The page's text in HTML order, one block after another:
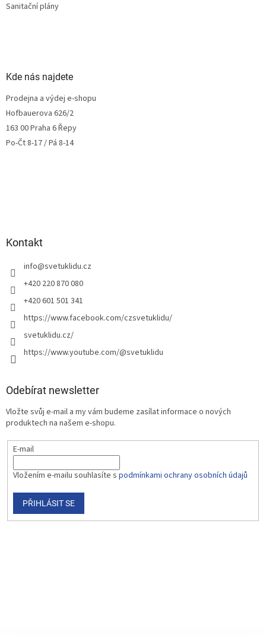
Sanitační plány
Kde nás najdete
Prodejna a výdej e-shopu
Hofbauerova 626/2
163 00 Praha 6 Řepy
Po-Čt 8-17 / Pá 8-14
Kontakt
info@svetuklidu.cz
+420 220 870 080
+420 601 501 341
https://www.facebook.com/czsvetuklidu/
svetuklidu.cz/
https://www.youtube.com/@svetuklidu
Odebírat newsletter
Vložte svůj e-mail a my vám budeme zasílat informace o nových
produktech na našem e-shopu.
E-mail
Vložením e-mailu souhlasíte s podmínkami ochrany osobních údajů
PŘIHLÁSIT SE